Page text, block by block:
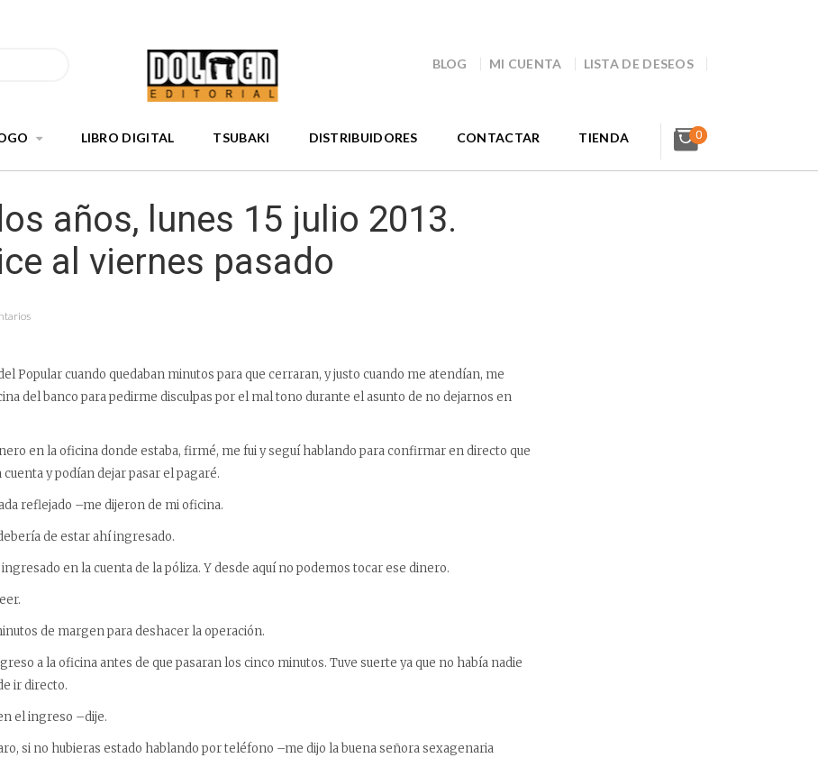
BLOG MI CUENTA LISTA DE DESEOS
LIBRO DIGITAL TSUBAKI DISTRIBUIDORES CONTACTAR TIENDA 0
años, lunes 15 julio 2013.
al viernes pasado
Popular cuando quedaban minutos para que cerraran, y justo cuando me atendían, me
del banco para pedirme disculpas por el mal tono durante el asunto de no dejarnos en
en la oficina donde estaba, firmé, me fui y seguí hablando para confirmar en directo que
y podían dejar pasar el pagaré.
reflejado –me dijeron de mi oficina.
debería de estar ahí ingresado.
ingresado en la cuenta de la póliza. Y desde aquí no podemos tocar ese dinero.
de margen para deshacer la operación.
a la oficina antes de que pasaran los cinco minutos. Tuve suerte ya que no había nadie
ir directo.
el ingreso –dije.
si no hubieras estado hablando por teléfono –me dijo la buena señora sexagenaria